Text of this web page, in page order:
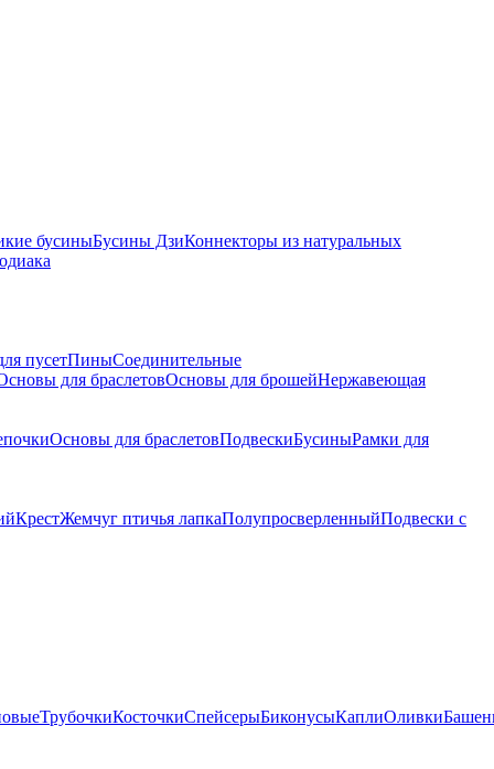
бусиныБусины ДзиКоннекторы из натуральных
пусетПиныСоединительные
для браслетовОсновы для брошейНержавеющая
Основы для браслетовПодвескиБусиныРамки для
КрестЖемчуг птичья лапкаПолупросверленныйПодвески с
ТрубочкиКосточкиСпейсерыБиконусыКаплиОливки